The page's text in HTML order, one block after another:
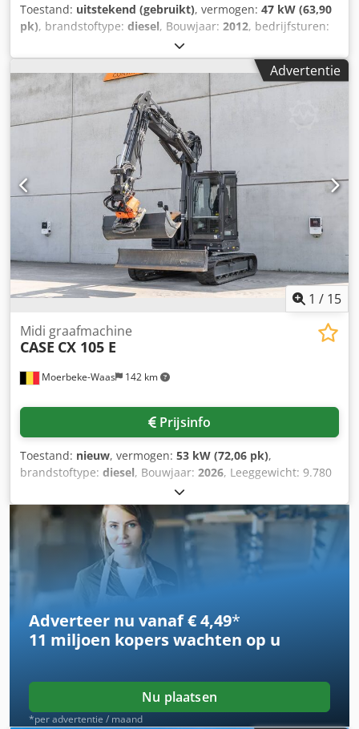
Toestand: uitstekend (gebruikt), vermogen: 47 kW (63,90
pk), brandstoftype: diesel, Bouwjaar: 2012, bedrijfsturen:
, = Overige opties en accessoires = - Bediening met
2 pedalen - Afgesloten cabine = Opmerkingen = CASE 121E
Serie 3 – bouwjaar 2012 – 1.060 bedrijfsuren CASE 121E
Serie 3 wiellader, bouwjaar 2012. De machine verkeert in
goede staat en heeft slechts 1.060 bedrijfsuren. De
machine verkeert zowel technisch als optisch in goede
staat. Hij is geschikt voor diverse toepassingen en is direct
inzetbaar. Kenmerken: * Bouwjaar: 2012 * Slechts 1.060
bedrijfsuren * Goede technische en optische staat * Direct
inzetbaar Neem contact met ons op voor meer informatie
of om een bezichtiging in te plannen. = Overige informatie
= Bouwjaar: 2012 Leeggewicht: 5.800 kg Laadvermogen:
1.540 kg Maximaal toelaatbaar gewicht: 7.340 kg
Technische staat: zeer goed Optische staat: zeer goed
Dedpfxszrd Uas Anuowa Serienummer:
FNH121ESNCHP00140 Neem contact op met Gerrit
Advertentie
1 / 15
Moerbeke-Waas 142 km
Midi graafmachine
CASE CX 105 E
Prijsinfo
Toestand: nieuw, vermogen: 53 kW (72,06 pk),
brandstoftype: diesel, Bouwjaar: 2026, Leeggewicht: 9.780
kg Neem contact op met KEY-TEC Sales voor meer
informatie. Dsdpfx Anezrrw Aouowa
Adverteer nu vanaf € 4,49*
11 miljoen koperswachten op u
Nu plaatsen
*per advertentie / maand